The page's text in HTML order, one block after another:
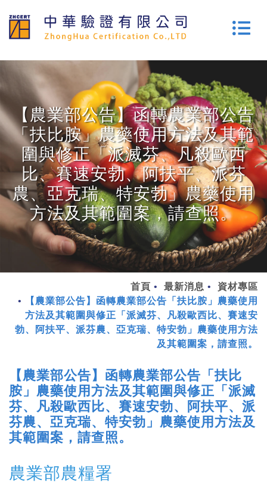
【農業部公告】函轉農業部公告
「扶比胺」農藥使用方法及其範
圍與修正「派滅芬、凡殺歐西
比、賽速安勃、阿扶平、派芬
農、亞克瑞、特安勃」農藥使用
方法及其範圍案，請查照。
首頁 最新消息
資材專區
【農業部公告】函轉農業部公告「扶比胺」農藥使用
方法及其範圍與修正「派滅芬、凡殺歐西比、賽速安
勃、阿扶平、派芬農、亞克瑞、特安勃」農藥使用方法
及其範圍案，請查照。
【農業部公告】函轉農業部公告「扶比
胺」農藥使用方法及其範圍與修正「派滅
芬、凡殺歐西比、賽速安勃、阿扶平、派
芬農、亞克瑞、特安勃」農藥使用方法及
其範圍案，請查照。
農業部農糧署